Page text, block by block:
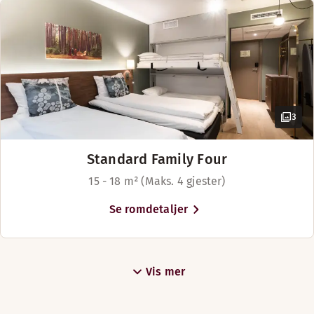
3
Standard Family Four
15 - 18 m² (Maks. 4 gjester)
Se romdetaljer
Vis mer